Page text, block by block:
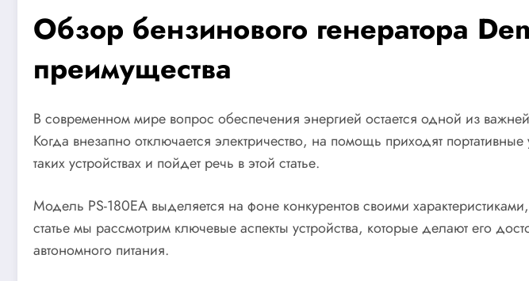
Обзор бензинового генератора
преимущества
В современном мире вопрос обеспечения энергией остается одной из
Когда внезапно отключается электричество, на помощь приходят
таких устройствах и пойдет речь в этой статье.
Модель PS-180EA выделяется на фоне конкурентов своими
статье мы рассмотрим ключевые аспекты устройства, которые делают его
автономного питания.